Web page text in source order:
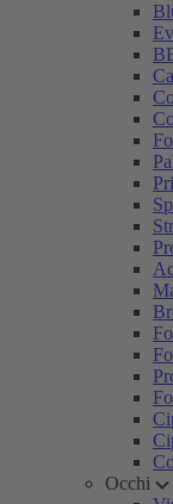
Occhi